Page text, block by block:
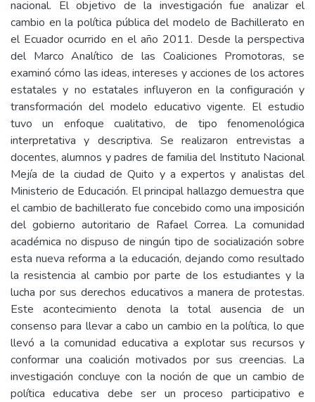
nacional. El objetivo de la investigación fue analizar el
cambio en la política pública del modelo de Bachillerato en
el Ecuador ocurrido en el año 2011. Desde la perspectiva
del Marco Analítico de las Coaliciones Promotoras, se
examinó cómo las ideas, intereses y acciones de los actores
estatales y no estatales influyeron en la configuración y
transformación del modelo educativo vigente. El estudio
tuvo un enfoque cualitativo, de tipo fenomenológica
interpretativa y descriptiva. Se realizaron entrevistas a
docentes, alumnos y padres de familia del Instituto Nacional
Mejía de la ciudad de Quito y a expertos y analistas del
Ministerio de Educación. El principal hallazgo demuestra que
el cambio de bachillerato fue concebido como una imposición
del gobierno autoritario de Rafael Correa. La comunidad
académica no dispuso de ningún tipo de socialización sobre
esta nueva reforma a la educación, dejando como resultado
la resistencia al cambio por parte de los estudiantes y la
lucha por sus derechos educativos a manera de protestas.
Este acontecimiento denota la total ausencia de un
consenso para llevar a cabo un cambio en la política, lo que
llevó a la comunidad educativa a explotar sus recursos y
conformar una coalición motivados por sus creencias. La
investigación concluye con la noción de que un cambio de
política educativa debe ser un proceso participativo e